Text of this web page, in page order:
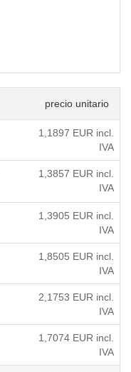
precio unitario
1,1897 EUR incl.
IVA
1,3857 EUR incl.
IVA
1,3905 EUR incl.
IVA
1,8505 EUR incl.
IVA
2,1753 EUR incl.
IVA
1,7074 EUR incl.
IVA